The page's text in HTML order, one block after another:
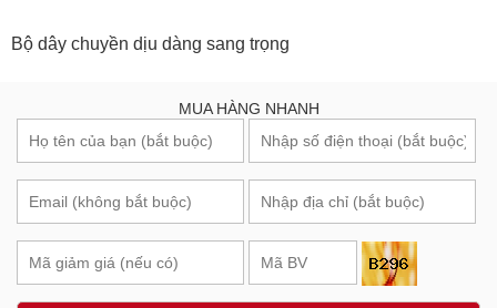
Bộ dây chuyền dịu dàng sang trọng
MUA HÀNG NHANH